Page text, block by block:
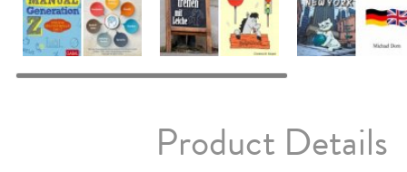
Product Details